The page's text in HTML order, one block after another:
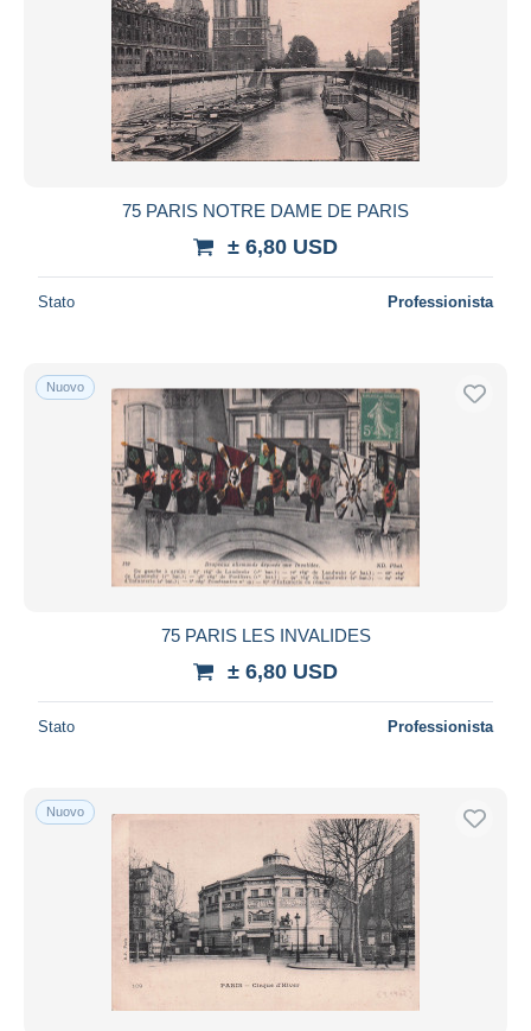
75 PARIS NOTRE DAME DE PARIS
± 6,80 USD
Stato Professionista
Nuovo
75 PARIS LES INVALIDES
± 6,80 USD
Stato Professionista
Nuovo